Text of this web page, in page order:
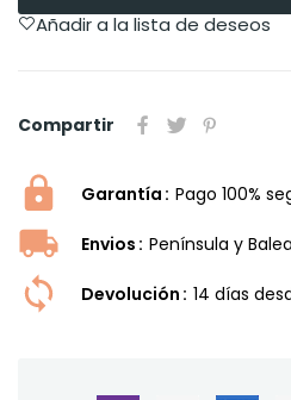
Añadir a la lista de deseos
Compartir
Garantía Pago 100%
Envios Península y
Devolución 14 dí­as